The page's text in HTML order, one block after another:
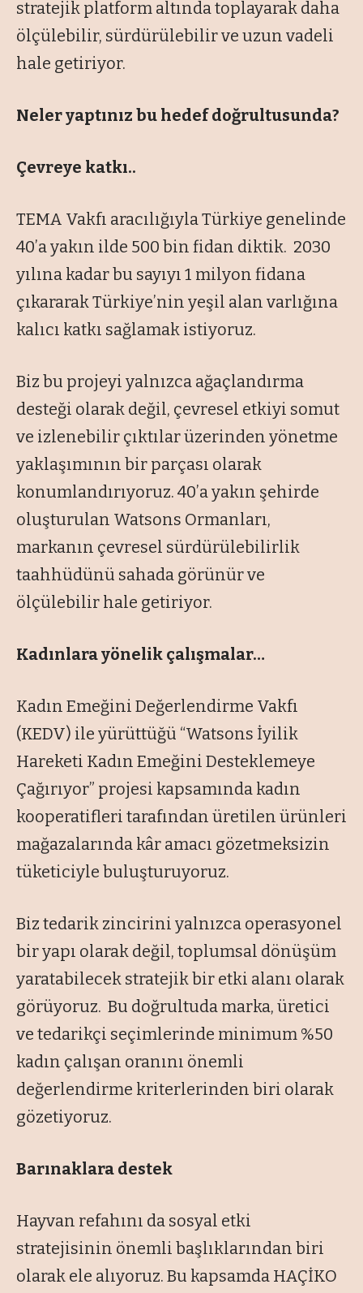
stratejik platform altında toplayarak daha
ölçülebilir, sürdürülebilir ve uzun vadeli
hale getiriyor.
Neler yaptınız bu hedef doğrultusunda?
Çevreye katkı..
TEMA Vakfı aracılığıyla Türkiye genelinde
40’a yakın ilde 500 bin fidan diktik. 2030
yılına kadar bu sayıyı 1 milyon fidana
çıkararak Türkiye’nin yeşil alan varlığına
kalıcı katkı sağlamak istiyoruz.
Biz bu projeyi yalnızca ağaçlandırma
desteği olarak değil, çevresel etkiyi somut
ve izlenebilir çıktılar üzerinden yönetme
yaklaşımının bir parçası olarak
konumlandırıyoruz. 40’a yakın şehirde
oluşturulan Watsons Ormanları,
markanın çevresel sürdürülebilirlik
taahhüdünü sahada görünür ve
ölçülebilir hale getiriyor.
Kadınlara yönelik çalışmalar…
Kadın Emeğini Değerlendirme Vakfı
(KEDV) ile yürüttüğü “Watsons İyilik
Hareketi Kadın Emeğini Desteklemeye
Çağırıyor” projesi kapsamında kadın
kooperatifleri tarafından üretilen ürünleri
mağazalarında kâr amacı gözetmeksizin
tüketiciyle buluşturuyoruz.
Biz tedarik zincirini yalnızca operasyonel
bir yapı olarak değil, toplumsal dönüşüm
yaratabilecek stratejik bir etki alanı olarak
görüyoruz. Bu doğrultuda marka, üretici
ve tedarikçi seçimlerinde minimum %50
kadın çalışan oranını önemli
değerlendirme kriterlerinden biri olarak
gözetiyoruz.
Barınaklara destek
Hayvan refahını da sosyal etki
stratejisinin önemli başlıklarından biri
olarak ele alıyoruz. Bu kapsamda HAÇİKO